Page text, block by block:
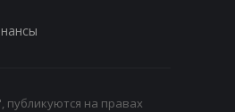
на правах